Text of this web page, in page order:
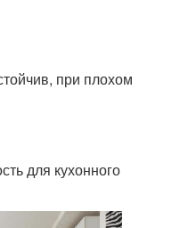
при плохом
для кухонного